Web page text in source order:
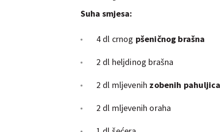
Suha smjesa:
4 dl crnog pšeničnog brašna
2 dl heljdinog brašna
2 dl mljevenih zobenih pahuljica
2 dl mljevenih oraha